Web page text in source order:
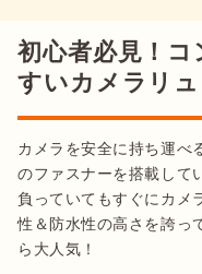
初心者必見！
すいカメラリ
カメラを安全に持ち運べ
のファスナーを搭載して
負っていてもすぐにカメ
性＆防水性の高さを誇っ
ら大人気！